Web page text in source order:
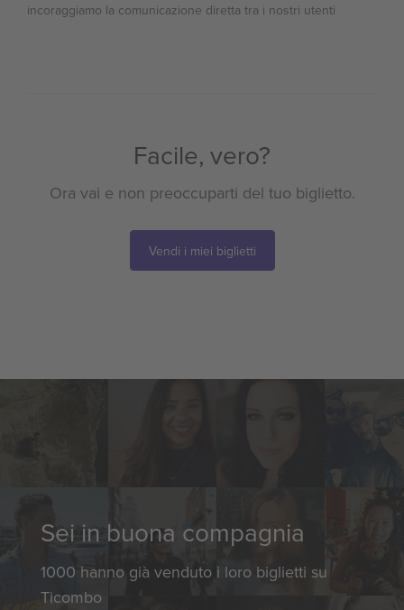
incoraggiamo la comunicazione diretta tra i nostri utenti
Facile, vero?
Ora vai e non preoccuparti del tuo biglietto.
Vendi i miei biglietti
Sei in buona compagnia
1000 hanno già venduto i loro biglietti su
Ticombo